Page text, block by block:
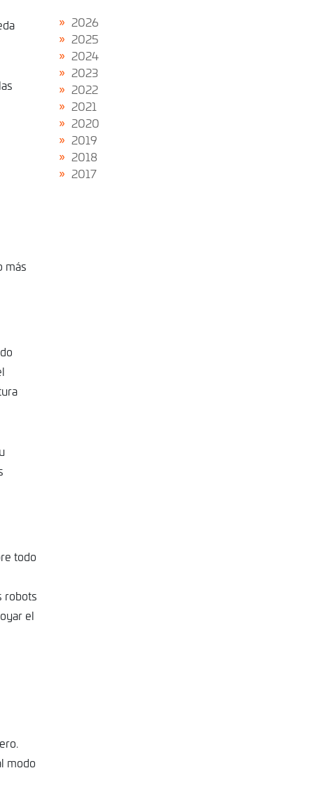
más
todo
robots
el
modo
2026
2025
2024
2023
2022
2021
2020
2019
2018
2017